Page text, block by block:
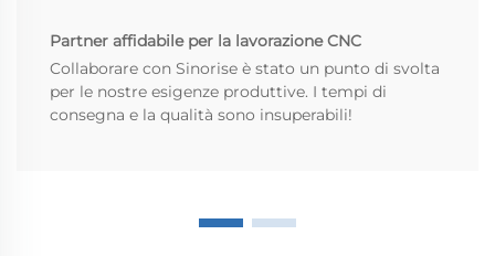
Partner affidabile per la lavorazione CNC
Collaborare con Sinorise è stato un punto di svolta
per le nostre esigenze produttive. I tempi di
consegna e la qualità sono insuperabili!